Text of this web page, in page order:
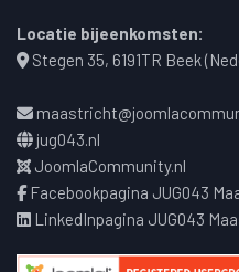
Locatie bijeenkomsten:
Stegen 35, 6191TR Beek
jug043.nl
JoomlaCommunity.nl
Facebookpagina JUG043
LinkedInpagina JUG043